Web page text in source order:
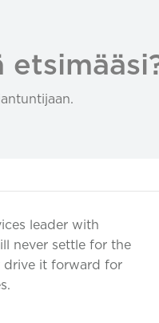
leader with
never settle for the
drive it forward for